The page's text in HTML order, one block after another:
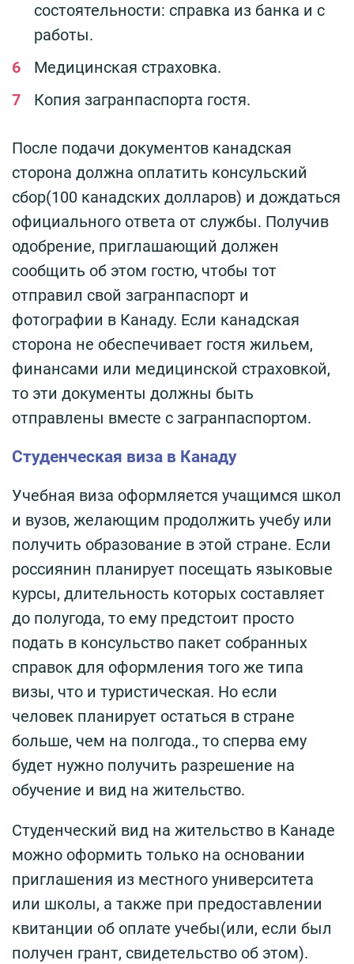
состоятельности: справка из банка и с
работы.
Медицинская страховка.
Копия загранпаспорта гостя.
После подачи документов канадская
сторона должна оплатить консульский
сбор(100 канадских долларов) и дождаться
официального ответа от службы. Получив
одобрение, приглашающий должен
сообщить об этом гостю, чтобы тот
отправил свой загранпаспорт и
фотографии в Канаду. Если канадская
сторона не обеспечивает гостя жильем,
финансами или медицинской страховкой,
то эти документы должны быть
отправлены вместе с загранпаспортом.
Студенческая виза в Канаду
Учебная виза оформляется учащимся школ
и вузов, желающим продолжить учебу или
получить образование в этой стране. Если
россиянин планирует посещать языковые
курсы, длительность которых составляет
до полугода, то ему предстоит просто
подать в консульство пакет собранных
справок для оформления того же типа
визы, что и туристическая. Но если
человек планирует остаться в стране
больше, чем на полгода., то сперва ему
будет нужно получить разрешение на
обучение и вид на жительство.
Студенческий вид на жительство в Канаде
можно оформить только на основании
приглашения из местного университета
или школы, а также при предоставлении
квитанции об оплате учебы(или, если был
получен грант, свидетельство об этом).